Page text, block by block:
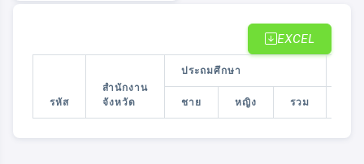
EXCEL
รหัส
สำนักงาน
จังหวัด
ประถมศึกษา
ชาย หญิง รวม